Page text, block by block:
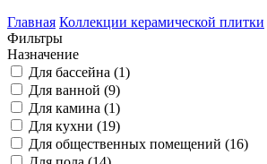
Главная Коллекции керамической плитки
Фильтры
Назначение
Для бассейна (1)
Для ванной (9)
Для камина (1)
Для кухни (19)
Для общественных помещений (16)